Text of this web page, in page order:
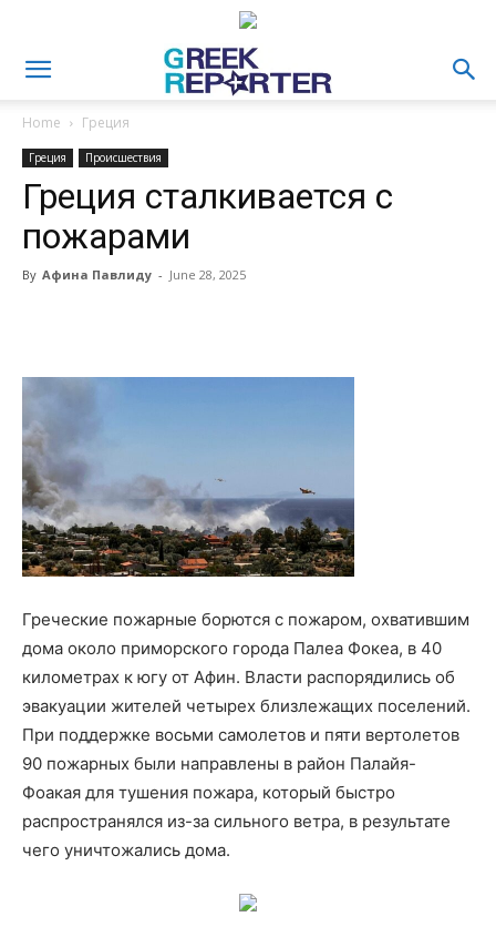
Home Греция
Греция Происшествия
Греция сталкивается с
пожарами
By Афина Павлиду - June 28, 2025
Греческие пожарные борются с пожаром, охватившим
дома около приморского города Палеа Фокеа, в 40
километрах к югу от Афин. Власти распорядились об
эвакуации жителей четырех близлежащих поселений.
При поддержке восьми самолетов и пяти вертолетов
90 пожарных были направлены в район Палайя-
Фоакая для тушения пожара, который быстро
распространялся из-за сильного ветра, в результате
чего уничтожались дома.